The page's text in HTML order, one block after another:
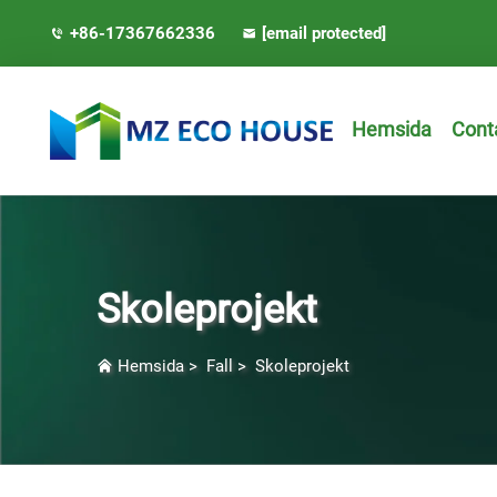
+86-17367662336 [email protected]
Hemsida
Skoleprojekt
Hemsida> Fall > Skoleprojekt